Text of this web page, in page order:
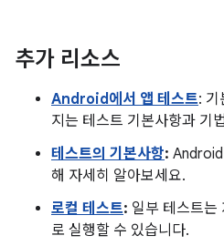
추가 리소스
Android에서 앱 테스트: 기
지는 테스트 기본사항과 기
테스트의 기본사항:
해 자세히 알아보세요.
로컬 테스트: 일부 테스트는
로 실행할 수 있습니다.